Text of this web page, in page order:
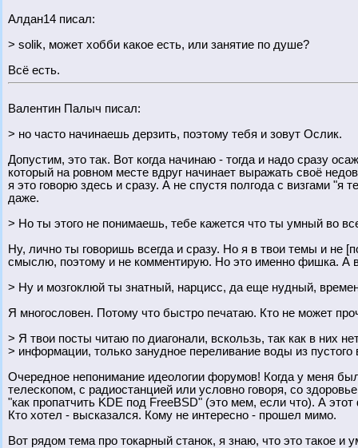
Алдан14 писал:
> solik, может хобби какое есть, или занятие по душе?
Всё есть.
Валентин Палыч писал:
> но часто начинаешь дерзить, поэтому тебя и зовут Ослик.
Допустим, это так. Вот когда начинаю - тогда и надо сразу
который на ровном месте вдруг начинает выражать своё
я это говорю здесь и сразу. А не спустя полгода с визгами
даже.
> Но ты этого не понимаешь, тебе кажется что ты умный во
Ну, лично ты говоришь всегда и сразу. Но я в твои темы и не
смыслю, поэтому и не комментирую. Но это именно фишка. А
> Ну и мозгоклюй ты знатный, нарцисс, да еще нудный,
Я многословен. Потому что быстро печатаю. Кто не может
> Я твои посты читаю по диагонали, вскользь, так как в них
> информации, только занудное переливание воды из пустого
Очередное непонимание идеологии форумов! Когда у меня
телескопом, с радиостанцией или условно говоря, со
"как пропатчить KDE под FreeBSD" (это мем, если что). А
Кто хотел - высказался. Кому не интересно - прошел мимо.
Вот рядом тема про токарный станок, я знаю, что это такое